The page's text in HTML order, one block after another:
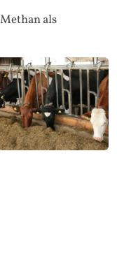
als